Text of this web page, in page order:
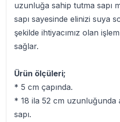
uzunluğa sahip tutma sapı
sapı sayesinde elinizi suya
şekilde ihtiyacımız olan
sağlar.
Ürün ölçüleri;
* 5 cm çapında.
* 18 ila 52 cm uzunluğunda
sapı.